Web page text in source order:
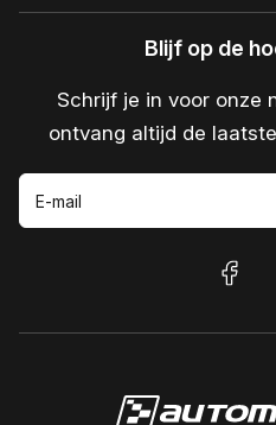
Blijf op de
Schrijf je in voor onze
ontvang altijd de
E-mail